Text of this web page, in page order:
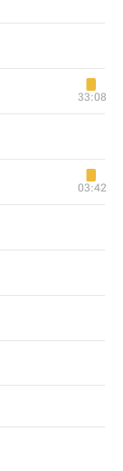
33:08
03:42